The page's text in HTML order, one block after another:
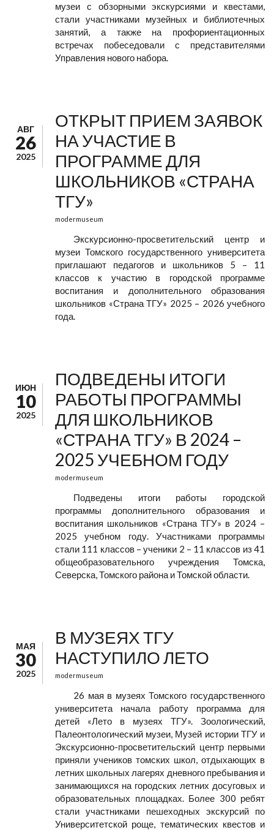
музеи с обзорными экскурсиями и квестами,
стали участниками музейных и библиотечных
занятий, а также на профориентационных
встречах побеседовали с представителями
Управления нового набора.
АВГ
26
2025
ОТКРЫТ ПРИЕМ ЗАЯВОК
НА УЧАСТИЕ В
ПРОГРАММЕ ДЛЯ
ШКОЛЬНИКОВ «СТРАНА
ТГУ»
modermuseum
Экскурсионно-просветительский центр и
музеи Томского государственного университета
приглашают педагогов и школьников 5 – 11
классов к участию в городской программе
воспитания и дополнительного образования
школьников «Страна ТГУ» 2025 – 2026 учебного
года.
ИЮН
10
2025
ПОДВЕДЕНЫ ИТОГИ
РАБОТЫ ПРОГРАММЫ
ДЛЯ ШКОЛЬНИКОВ
«СТРАНА ТГУ» В 2024 –
2025 УЧЕБНОМ ГОДУ
modermuseum
Подведены итоги работы городской
программы дополнительного образования и
воспитания школьников «Страна ТГУ» в 2024 –
2025 учебном году. Участниками программы
стали 111 классов – ученики 2 – 11 классов из 41
общеобразовательного учреждения Томска,
Северска, Томского района и Томской области.
МАЯ
30
2025
В МУЗЕЯХ ТГУ
НАСТУПИЛО ЛЕТО
modermuseum
26 мая в музеях Томского государственного
университета начала работу программа для
детей «Лето в музеях ТГУ». Зоологический,
Палеонтологический музеи, Музей истории ТГУ и
Экскурсионно-просветительский центр первыми
приняли учеников томских школ, отдыхающих в
летних школьных лагерях дневного пребывания и
занимающихся на городских летних досуговых и
образовательных площадках. Более 300 ребят
стали участниками пешеходных экскурсий по
Университетской роще, тематических квестов и